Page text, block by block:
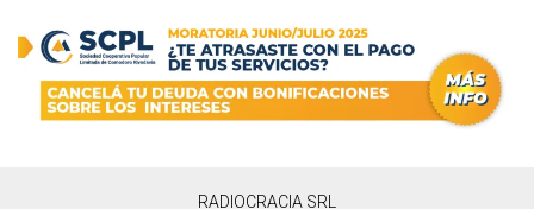
RADIOCRACIA SRL